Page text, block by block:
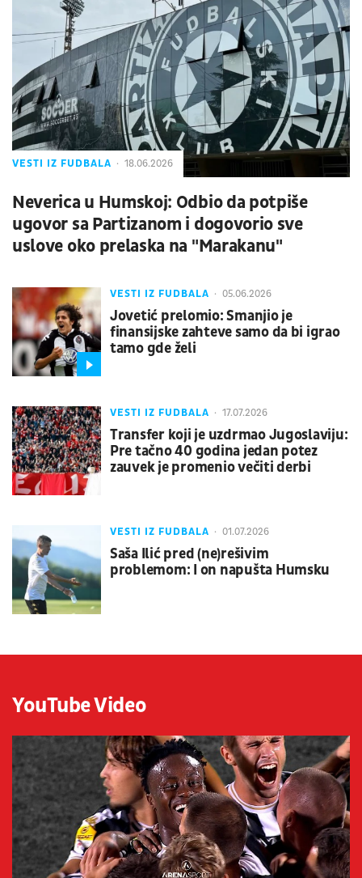
VESTI IZ FUDBALA 18.06.2026
Neverica u Humskoj: Odbio da potpiše
ugovor sa Partizanom i dogovorio sve
uslove oko prelaska na "Marakanu"
VESTI IZ FUDBALA 05.06.2026
Jovetić prelomio: Smanjio je
finansijske zahteve samo da bi igrao
tamo gde želi
VESTI IZ FUDBALA 17.07.2026
Transfer koji je uzdrmao Jugoslaviju:
Pre tačno 40 godina jedan potez
zauvek je promenio večiti derbi
VESTI IZ FUDBALA 01.07.2026
Saša Ilić pred (ne)rešivim
problemom: I on napušta Humsku
YouTube Video